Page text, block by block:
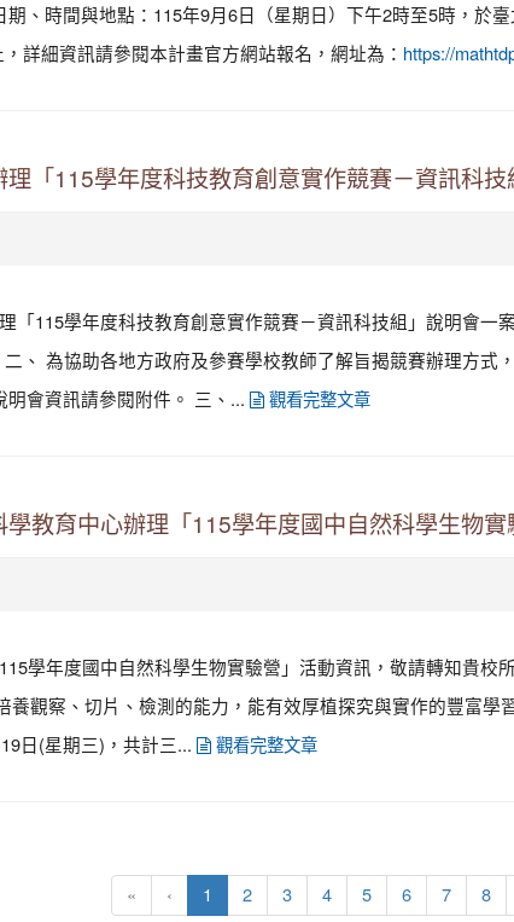
、時間與地點：115年9月6日（星期日）下午2時至5時，於
詳細資訊請參閱本計畫官方網站報名，網址為： https://
理「115學年度科技教育創意實作競賽－資訊科
「115學年度科技教育創意實作競賽－資訊科技組」說明會
、 為協助各地方政府及參賽學校教師了解旨揭競賽辦理方
會資訊請參閱附件。 三、...
觀看完整文章
學教育中心辦理「115學年度國中自然科學生物實
學年度國中自然科學生物實驗營」活動資訊，敬請轉知貴
養觀察、切片、檢測的能力，能有效厚植探究與實作的豐富
日(星期三)，共計三...
觀看完整文章
« ‹ 1 (current)
2 3 4 5 6 7 8